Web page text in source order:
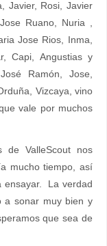
Javier, Rosi, Javier
Ruano, Nuria ,
Jose Rios, Inma,
Capi, Angustias y
Ramón, Jose,
Vizcaya, vino
vale por muchos
de ValleScout nos
mucho tiempo, así
ensayar. La verdad
a sonar muy bien y
que sea de